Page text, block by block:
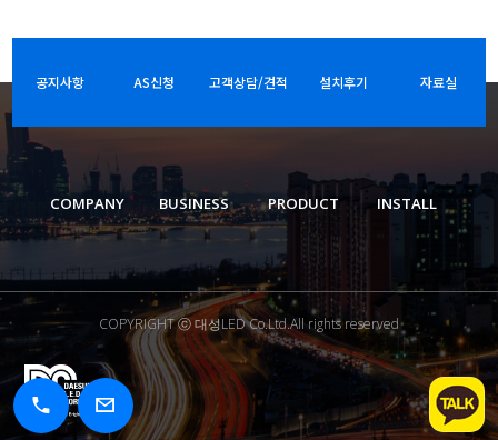
공지사항 AS신청 고객상담/견적 설치후기 자료실
COMPANY BUSINESS PRODUCT INSTALL
COPYRIGHT ⓒ 대성LED Co.Ltd.All rights reserved